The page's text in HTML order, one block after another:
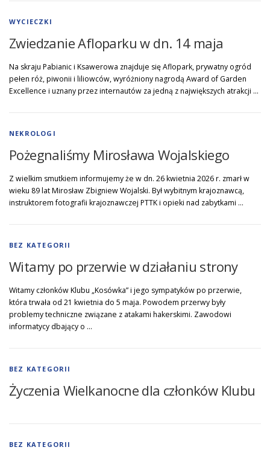
WYCIECZKI
Zwiedzanie Afloparku w dn. 14 maja
Na skraju Pabianic i Ksawerowa znajduje się Aflopark, prywatny ogród
pełen róż, piwonii i liliowców, wyróżniony nagrodą Award of Garden
Excellence i uznany przez internautów za jedną z największych atrakcji …
NEKROLOGI
Pożegnaliśmy Mirosława Wojalskiego
Z wielkim smutkiem informujemy że w dn. 26 kwietnia 2026 r. zmarł w
wieku 89 lat Mirosław Zbigniew Wojalski. Był wybitnym krajoznawcą,
instruktorem fotografii krajoznawczej PTTK i opieki nad zabytkami …
BEZ KATEGORII
Witamy po przerwie w działaniu strony
Witamy członków Klubu „Kosówka” i jego sympatyków po przerwie,
która trwała od 21 kwietnia do 5 maja. Powodem przerwy były
problemy techniczne związane z atakami hakerskimi. Zawodowi
informatycy dbający o …
BEZ KATEGORII
Życzenia Wielkanocne dla członków Klubu
BEZ KATEGORII